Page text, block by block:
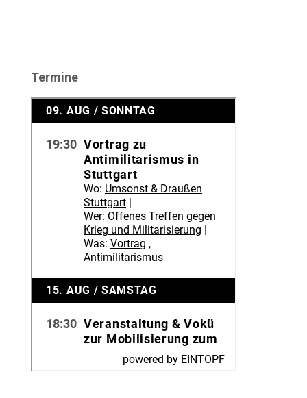
Termine